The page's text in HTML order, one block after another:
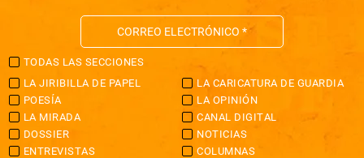
TODAS LAS SECCIONES
LA JIRIBILLA DE PAPEL
LA CARICATURA DE GUARDIA
POESÍA
LA OPINIÓN
LA MIRADA
CANAL DIGITAL
DOSSIER
NOTICIAS
ENTREVISTAS
COLUMNAS